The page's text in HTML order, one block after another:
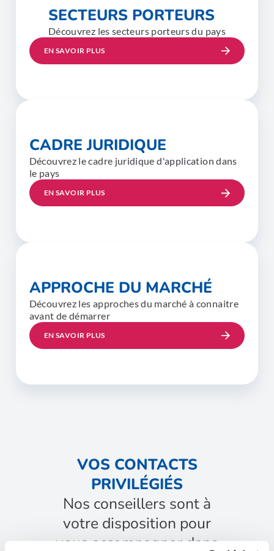
SECTEURS PORTEURS
Découvrez les secteurs porteurs du pays
EN SAVOIR PLUS
CADRE JURIDIQUE
Découvrez le cadre juridique d'application dans
le pays
EN SAVOIR PLUS
APPROCHE DU MARCHÉ
Découvrez les approches du marché à connaitre
avant de démarrer
EN SAVOIR PLUS
VOS CONTACTS
PRIVILÉGIÉS
Nos conseillers sont à
votre disposition pour
vous accompagner dans